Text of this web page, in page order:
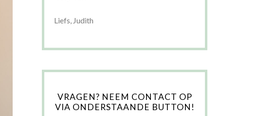
Liefs, Judith
VRAGEN? NEEM CONTACT OP
VIA ONDERSTAANDE BUTTON!